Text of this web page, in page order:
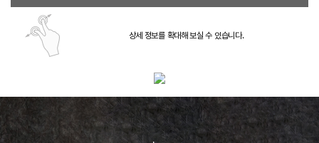
상세 정보를 확대해 보실 수 있습니다.